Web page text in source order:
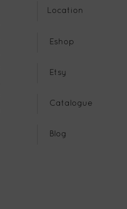
Location
Eshop
Etsy
Catalogue
Blog